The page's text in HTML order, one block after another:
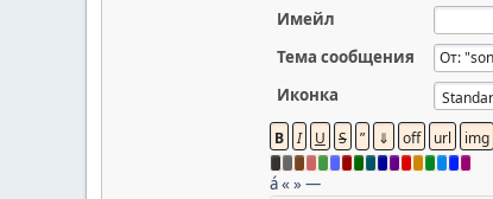
Имейл
Тема сообщения
Иконка
á« »—